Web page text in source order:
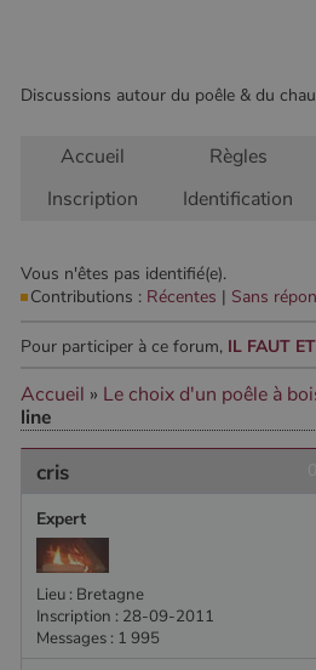
Discussions autour du poêle & du
Accueil Règles
Inscription
Identification
Vous n'êtes pas identifié(e).
Contributions : Récentes | Sans
Pour participer à ce forum,IL FAUT
Accueil » Le choix d'un poêle à
line
cris
Expert
Lieu : Bretagne
Inscription : 28-09-2011
Messages : 1 995